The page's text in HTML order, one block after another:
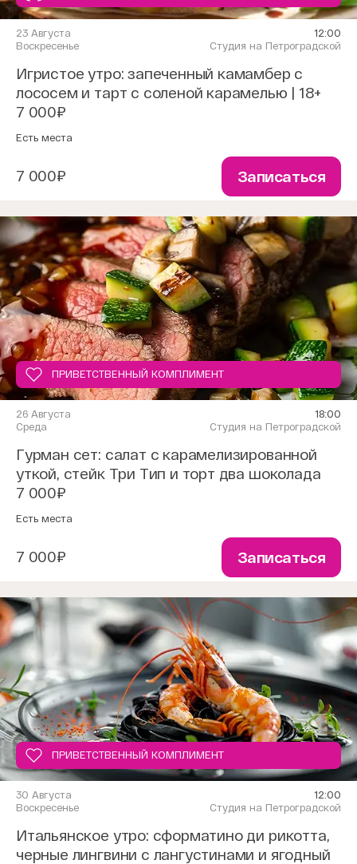
23 Августа
Воскресенье
12:00
Студия на Петроградской
Игристое утро: запеченный камамбер с
лососем и тарт с соленой карамелью | 18+
7 000₽
Есть места
7 000₽ Записаться
ПРИВЕТСТВЕННЫЙ КОМПЛИМЕНТ
26 Августа
Среда
18:00
Студия на Петроградской
Гурман сет: салат с карамелизированной
уткой, стейк Три Тип и торт два шоколада
7 000₽
Есть места
7 000₽ Записаться
ПРИВЕТСТВЕННЫЙ КОМПЛИМЕНТ
30 Августа
Воскресенье
12:00
Студия на Петроградской
Итальянское утро: cформатино ди рикотта,
черные лингвини с лангустинами и ягодный